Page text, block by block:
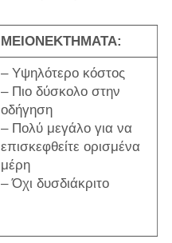
ΜΕΙΟΝΕΚΤΗΜΑΤΑ:
– Υψηλότερο κόστος
– Πιο δύσκολο στην
οδήγηση
– Πολύ μεγάλο για να
επισκεφθείτε ορισμένα
μέρη
– Όχι δυσδιάκριτο